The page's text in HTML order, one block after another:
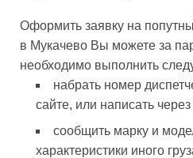
Оформить заявку на
в Мукачево Вы можете за
необходимо выполнить
набрать номер
сайте, или написать
сообщить марку и
характеристики иного